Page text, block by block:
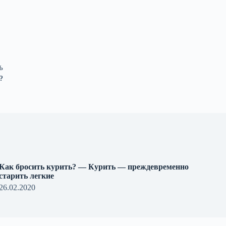
бросить курить? — Курить — преждевременно
легкие